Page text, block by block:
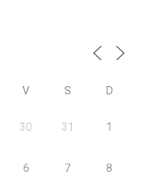
V S D
30 31 1
6 7 8